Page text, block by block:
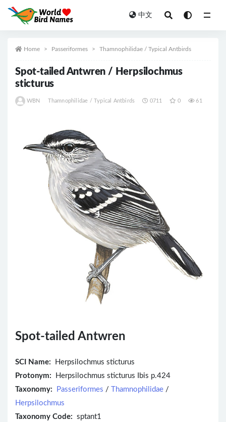
中文
Home Passeriformes Thamnophilidae / Typical Antbirds
Spot-tailed Antwren / Herpsilochmus
sticturus
WBN Thamnophilidae / Typical Antbirds 0711 0 61
Spot-tailed Antwren
SCI Name:
Herpsilochmus sticturus
Protonym: Herpsilochmus sticturus Ibis p.424
Taxonomy:
Passeriformes / Thamnophilidae /
Herpsilochmus
Taxonomy Code: sptant1